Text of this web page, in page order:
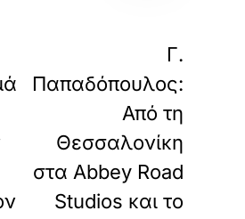
Γ.
Παπαδόπουλος:
Από τη
Θεσσαλονίκη
στα Abbey Road
Studios και το